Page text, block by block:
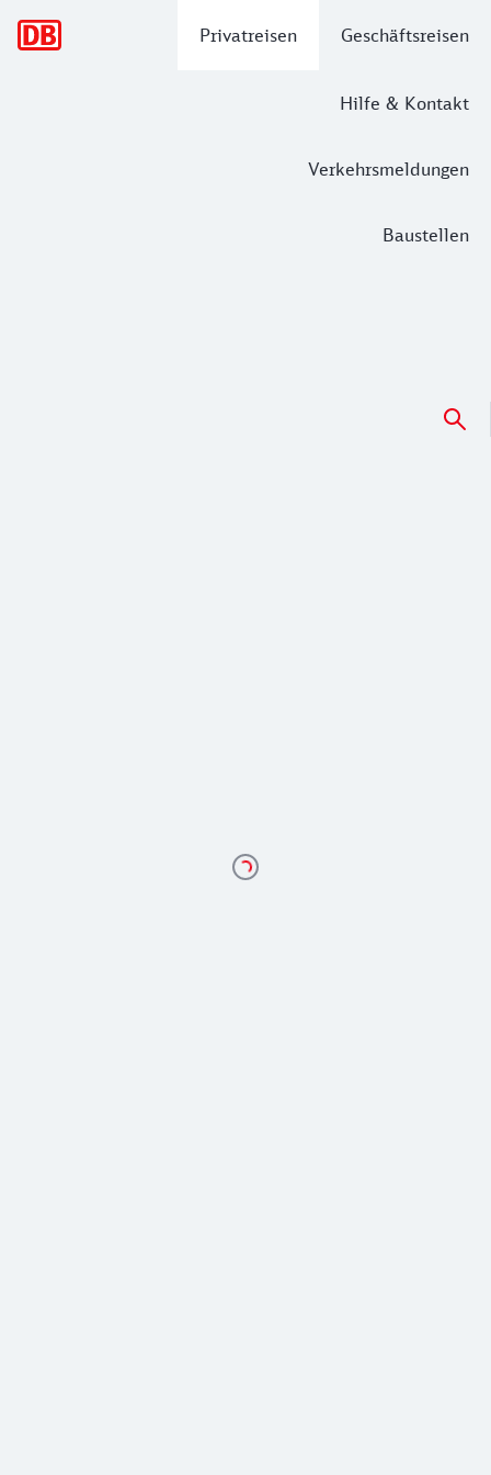
Privatreisen Geschäftsreisen
Hilfe & Kontakt
Verkehrsmeldungen
Baustellen